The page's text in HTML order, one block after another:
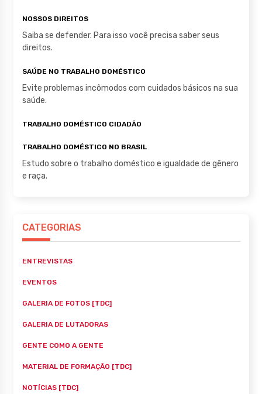
NOSSOS DIREITOS
Saiba se defender. Para isso você precisa saber seus
direitos.
SAÚDE NO TRABALHO DOMÉSTICO
Evite problemas incômodos com cuidados básicos na sua
saúde.
TRABALHO DOMÉSTICO CIDADÃO
TRABALHO DOMÉSTICO NO BRASIL
Estudo sobre o trabalho doméstico e igualdade de gênero
e raça.
CATEGORIAS
ENTREVISTAS
EVENTOS
GALERIA DE FOTOS [TDC]
GALERIA DE LUTADORAS
GENTE COMO A GENTE
MATERIAL DE FORMAÇÃO [TDC]
NOTÍCIAS [TDC]